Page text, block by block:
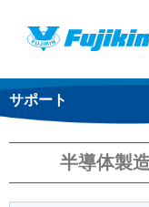
製品情報
バルブ・継手
サポート
半導体製